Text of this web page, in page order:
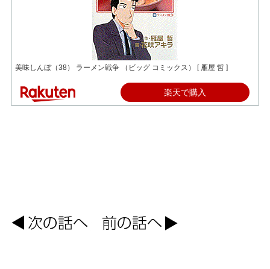
美味しんぼ（38） ラーメン戦争 （ビッグ コミックス） [ 雁屋 哲 ]
楽天で購入